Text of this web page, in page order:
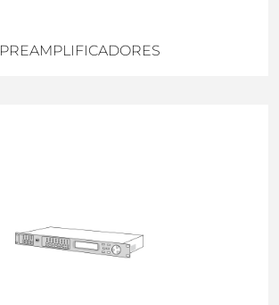
PREAMPLIFICADORES